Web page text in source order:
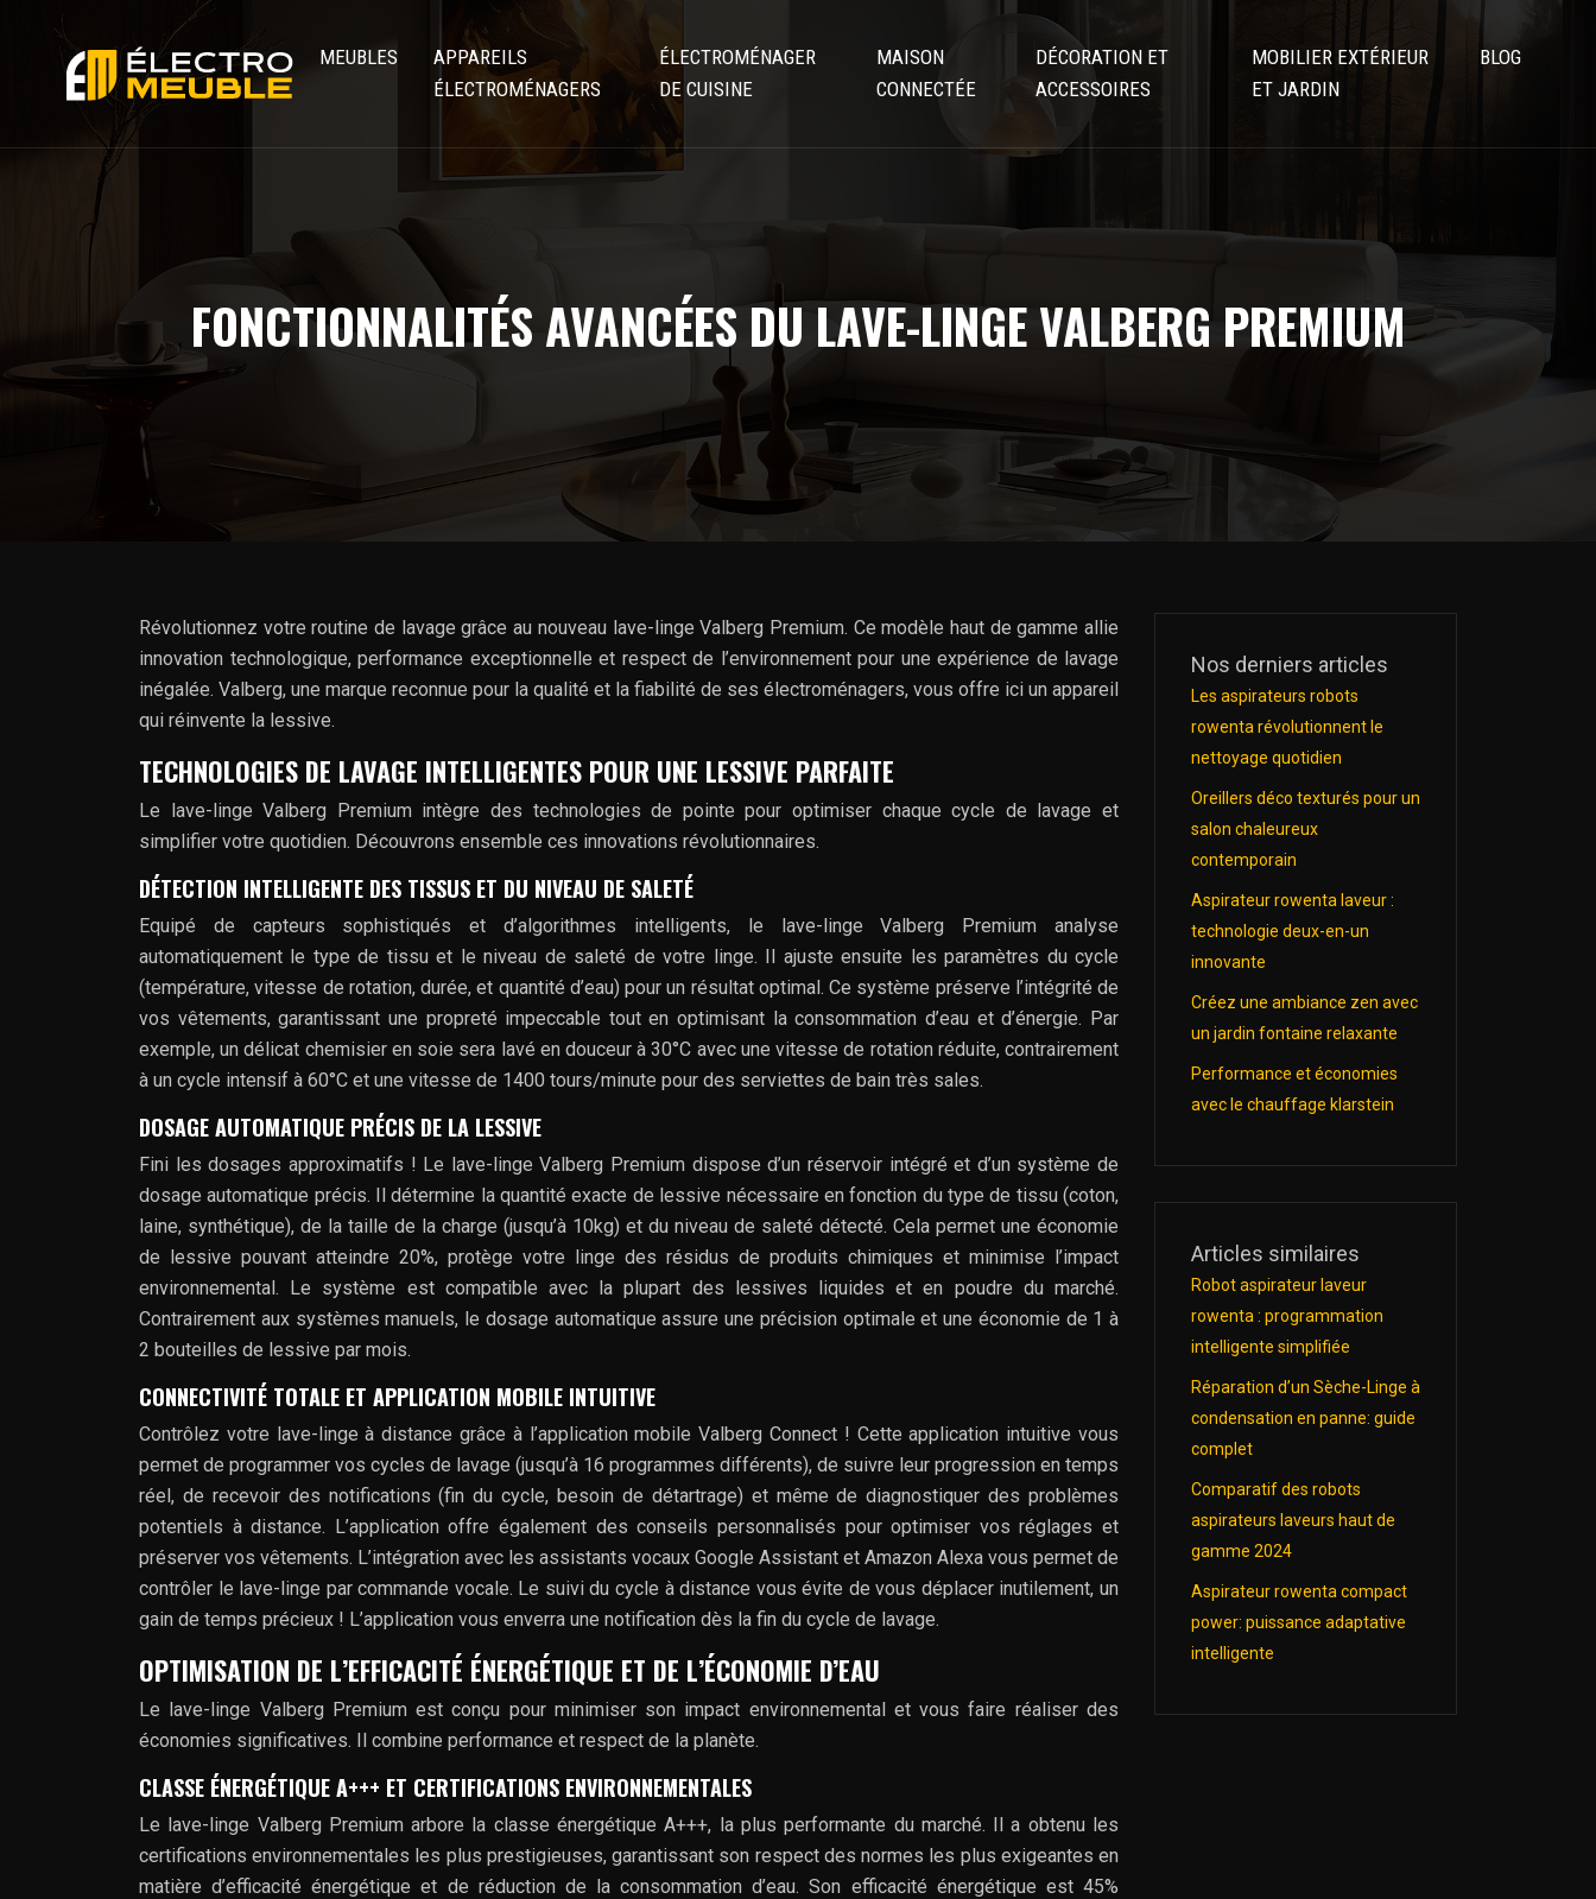
MEUBLES
APPAREILS
ÉLECTROMÉNAGERS
ÉLECTROMÉNAGER
DE CUISINE
MAISON
CONNECTÉE
DÉCORATION ET
ACCESSOIRES
MOBILIER EXTÉRIEUR
ET JARDIN
BLOG
FONCTIONNALITÉS AVANCÉES DU LAVE-LINGE VALBERG PREMIUM
Révolutionnez votre routine de lavage grâce au nouveau lave-linge Valberg Premium. Ce modèle haut de gamme allie
innovation technologique, performance exceptionnelle et respect de l’environnement pour une expérience de lavage
inégalée. Valberg, une marque reconnue pour la qualité et la fiabilité de ses électroménagers, vous offre ici un appareil
qui réinvente la lessive.
TECHNOLOGIES DE LAVAGE INTELLIGENTES POUR UNE LESSIVE PARFAITE
Le lave-linge Valberg Premium intègre des technologies de pointe pour optimiser chaque cycle de lavage et
simplifier votre quotidien. Découvrons ensemble ces innovations révolutionnaires.
DÉTECTION INTELLIGENTE DES TISSUS ET DU NIVEAU DE SALETÉ
Equipé de capteurs sophistiqués et d’algorithmes intelligents, le lave-linge Valberg Premium analyse
automatiquement le type de tissu et le niveau de saleté de votre linge. Il ajuste ensuite les paramètres du cycle
(température, vitesse de rotation, durée, et quantité d’eau) pour un résultat optimal. Ce système préserve l’intégrité de
vos vêtements, garantissant une propreté impeccable tout en optimisant la consommation d’eau et d’énergie. Par
exemple, un délicat chemisier en soie sera lavé en douceur à 30°C avec une vitesse de rotation réduite, contrairement
à un cycle intensif à 60°C et une vitesse de 1400 tours/minute pour des serviettes de bain très sales.
DOSAGE AUTOMATIQUE PRÉCIS DE LA LESSIVE
Fini les dosages approximatifs ! Le lave-linge Valberg Premium dispose d’un réservoir intégré et d’un système de
dosage automatique précis. Il détermine la quantité exacte de lessive nécessaire en fonction du type de tissu (coton,
laine, synthétique), de la taille de la charge (jusqu’à 10kg) et du niveau de saleté détecté. Cela permet une économie
de lessive pouvant atteindre 20%, protège votre linge des résidus de produits chimiques et minimise l’impact
environnemental. Le système est compatible avec la plupart des lessives liquides et en poudre du marché.
Contrairement aux systèmes manuels, le dosage automatique assure une précision optimale et une économie de 1 à
2 bouteilles de lessive par mois.
CONNECTIVITÉ TOTALE ET APPLICATION MOBILE INTUITIVE
Contrôlez votre lave-linge à distance grâce à l’application mobile Valberg Connect ! Cette application intuitive vous
permet de programmer vos cycles de lavage (jusqu’à 16 programmes différents), de suivre leur progression en temps
réel, de recevoir des notifications (fin du cycle, besoin de détartrage) et même de diagnostiquer des problèmes
potentiels à distance. L’application offre également des conseils personnalisés pour optimiser vos réglages et
préserver vos vêtements. L’intégration avec les assistants vocaux Google Assistant et Amazon Alexa vous permet de
contrôler le lave-linge par commande vocale. Le suivi du cycle à distance vous évite de vous déplacer inutilement, un
gain de temps précieux ! L’application vous enverra une notification dès la fin du cycle de lavage.
OPTIMISATION DE L’EFFICACITÉ ÉNERGÉTIQUE ET DE L’ÉCONOMIE D’EAU
Le lave-linge Valberg Premium est conçu pour minimiser son impact environnemental et vous faire réaliser des
économies significatives. Il combine performance et respect de la planète.
CLASSE ÉNERGÉTIQUE A+++ ET CERTIFICATIONS ENVIRONNEMENTALES
Le lave-linge Valberg Premium arbore la classe énergétique A+++, la plus performante du marché. Il a obtenu les
certifications environnementales les plus prestigieuses, garantissant son respect des normes les plus exigeantes en
matière d’efficacité énergétique et de réduction de la consommation d’eau. Son efficacité énergétique est 45%
Nos derniers articles
Les aspirateurs robots
rowenta révolutionnent le
nettoyage quotidien
Oreillers déco texturés pour un
salon chaleureux
contemporain
Aspirateur rowenta laveur :
technologie deux-en-un
innovante
Créez une ambiance zen avec
un jardin fontaine relaxante
Performance et économies
avec le chauffage klarstein
Articles similaires
Robot aspirateur laveur
rowenta : programmation
intelligente simplifiée
Réparation d’un Sèche-Linge à
condensation en panne: guide
complet
Comparatif des robots
aspirateurs laveurs haut de
gamme 2024
Aspirateur rowenta compact
power: puissance adaptative
intelligente